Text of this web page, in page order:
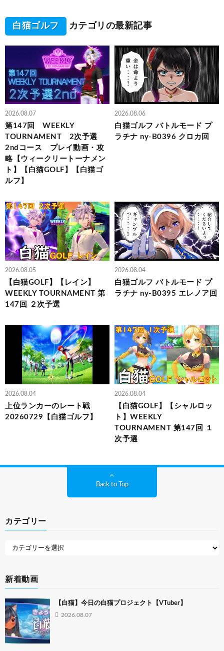
白猫ゴルフ カテゴリの最新記事
2026.08.07
第147回 WEEKLY
TOURNAMENT 2次予選
2ndコース プレイ動画・攻
略【ウィークリートーナメン
ト】【白猫GOLF】【白猫ゴ
ルフ】
2026.08.06
白猫ゴルフ バトルモード プ
ラチナ ny-B0396 クロカ回
2026.08.05
【白猫GOLF】【レイン】
WEEKLY TOURNAMENT 第
147回 ２次予選
2026.08.04
白猫ゴルフ バトルモード プ
ラチナ ny-B0395 エレノア回
2026.08.04
上位ランカーのレート戦
20260729【白猫ゴルフ】
2026.08.04
【白猫GOLF】【シャルロッ
ト】WEEKLY
TOURNAMENT 第147回 １
次予選
Back to Top
カテゴリー
新着動画
【白猫】今日の白猫プロジェクト【VTuber】
2026.08.07